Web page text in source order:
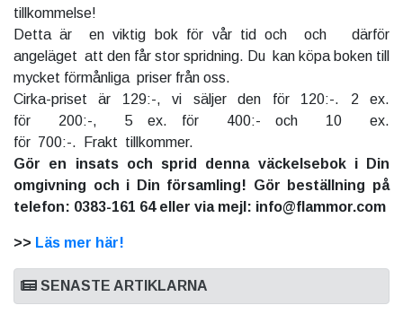
tillkommelse!
Detta är en viktig bok för vår tid och och därför
angeläget att den får stor spridning. Du kan köpa boken till
mycket förmånliga priser från oss.
Cirka-priset är 129:-, vi säljer den för 120:-. 2 ex.
för 200:-, 5 ex. för 400:- och 10 ex.
för 700:-. Frakt tillkommer.
Gör en insats och sprid denna väckelsebok i Din
omgivning och i Din församling! Gör beställning på
telefon: 0383-161 64 eller via mejl: info@flammor.com
>> Läs mer här!
SENASTE ARTIKLARNA